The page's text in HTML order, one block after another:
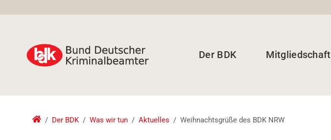
Der BDK Mitgliedschaft
Der BDK Was wir tun Aktuelles Weihnachtsgrüße des BDK NRW